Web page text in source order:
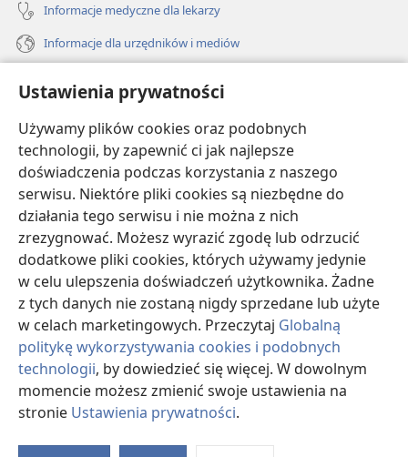
Ustawienia prywatności
Używamy plików cookies oraz podobnych
technologii, by zapewnić ci jak najlepsze
doświadczenia podczas korzystania z naszego
serwisu. Niektóre pliki cookies są niezbędne do
działania tego serwisu i nie można z nich
zrezygnować. Możesz wyrazić zgodę lub odrzucić
dodatkowe pliki cookies, których używamy jedynie
w celu ulepszenia doświadczeń użytkownika. Żadne
z tych danych nie zostaną nigdy sprzedane lub użyte
w celach marketingowych. Przeczytaj Globalną
politykę wykorzystywania cookies i podobnych
technologii, by dowiedzieć się więcej. W dowolnym
momencie możesz zmienić swoje ustawienia na
stronie Ustawienia prywatności.
Informacje medyczne dla lekarzy
Informacje dla urzędników i mediów
Darowizny
(opens
new
window)BIBLIOTEKA INTERNETOWA Strażnicy
(opens
new
window)JW Hub
(opens
new
window)JW Library
Watchtower Library
Copyright© 2026 Watch Tower Bible and Tract Society of Pennsylvania.
WARUNKI UŻYTKOWANIA| POLITYKA PRYWATNOŚCI
PRYWATNOŚCI